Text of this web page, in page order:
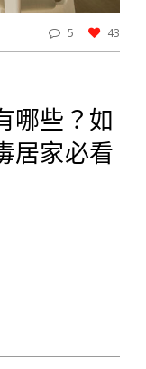
5 43
哪些？如
居家必看